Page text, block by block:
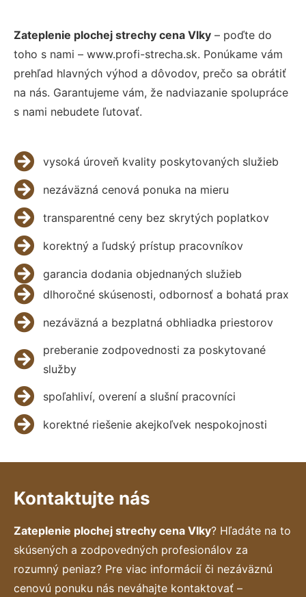
Zateplenie plochej strechy cena Vlky – poďte do
toho s nami – www.profi-strecha.sk. Ponúkame vám
prehľad hlavných výhod a dôvodov, prečo sa obrátiť
na nás. Garantujeme vám, že nadviazanie spolupráce
s nami nebudete ľutovať.
vysoká úroveň kvality poskytovaných služieb
nezáväzná cenová ponuka na mieru
transparentné ceny bez skrytých poplatkov
korektný a ľudský prístup pracovníkov
garancia dodania objednaných služieb
dlhoročné skúsenosti, odbornosť a bohatá prax
nezáväzná a bezplatná obhliadka priestorov
preberanie zodpovednosti za poskytované
služby
spoľahliví, overení a slušní pracovníci
korektné riešenie akejkoľvek nespokojnosti
Kontaktujte nás
Zateplenie plochej strechy cena Vlky? Hľadáte na to
skúsených a zodpovedných profesionálov za
rozumný peniaz? Pre viac informácií či nezáväznú
cenovú ponuku nás neváhajte kontaktovať –